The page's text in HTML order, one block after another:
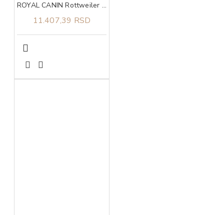
ROYAL CANIN Rottweiler 12kg
11.407,39 RSD